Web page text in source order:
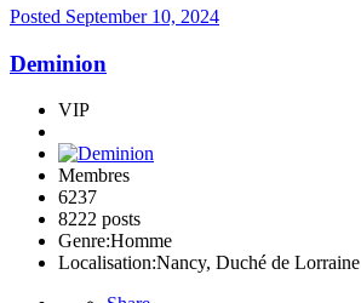
Posted September 10, 2024
Deminion
VIP
Membres
6237
8222 posts
Genre:Homme
Localisation:Nancy, Duché de Lorraine